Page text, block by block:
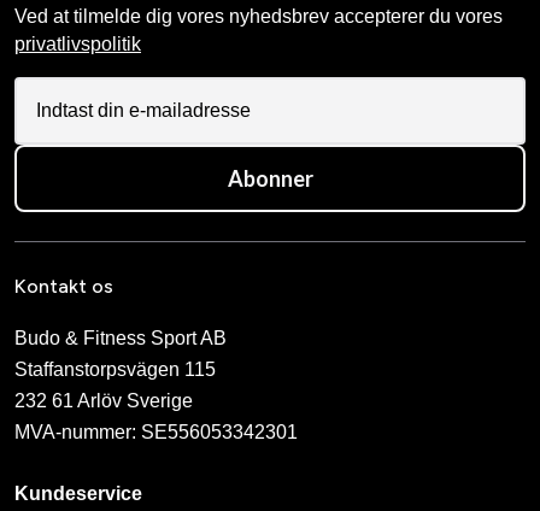
Ved at tilmelde dig vores nyhedsbrev accepterer du vores
privatlivspolitik
Abonner
Kontakt os
Budo & Fitness Sport AB
Staffanstorpsvägen 115
232 61 Arlöv Sverige
MVA-nummer: SE556053342301
Kundeservice